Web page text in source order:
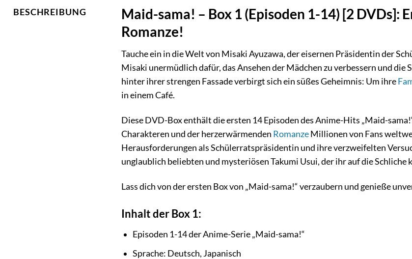
BESCHREIBUNG
Maid-sama! – Box 1 (Episoden 1-14) [2 DVDs]:
Romanze!
Tauche ein in die Welt von Misaki Ayuzawa, der eisernen Präsidentin der
Misaki unermüdlich dafür, das Ansehen der Mädchen zu verbessern und die
hinter ihrer strengen Fassade verbirgt sich ein süßes Geheimnis: Um ihre
in einem Café.
Diese DVD-Box enthält die ersten 14 Episoden des Anime-Hits „Maid-
Charakteren und der herzerwärmenden RomanzeMillionen von Fans
Herausforderungen als Schülerratspräsidentin und ihre verzweifelten
unglaublich beliebten und mysteriösen Takumi Usui, der ihr auf die Schliche
Lass dich von der ersten Box von „Maid-sama!“ verzaubern und genieße
Inhalt der Box 1:
Episoden 1-14 der Anime-Serie „Maid-sama!“
Sprache: Deutsch, Japanisch